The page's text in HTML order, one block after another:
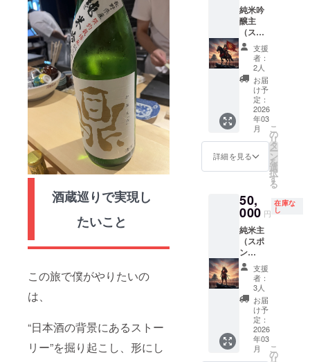
酒蔵巡りで実現し
たいこと
この旅で僕がやりたいの
は、
“日本酒の背景にあるストー
リー”を掘り起こし、形にし
意くだ
さい。
以下リ
ターン
内容を
ご確認
してい
ただ
き、お
間違い
のない
ように
お願い
いたし
・Tシャ
掲載 ・
Tシャツ
デザイ
ン決定
権 ・T
シャツ1
枚 ・酒
蔵紹介
投稿時
スポン
サー掲
載 掲載
期間：
投稿時
からこ
純米吟
醸主
（スポ
ン
サー）
※このリ
ターン
をご購
入され
る方は
既に決
定して
いるた
め、事
前のご
連絡な
援され
ないよ
うご注
意くだ
さい。
以下リ
ターン
内容を
ご確認
してい
ただ
き、お
間違い
のない
ように
支援
者：
2人
お届
け予
定：
2026
年03
月
詳細を見る
こ
の
リ
タ
ー
ン
を
選
択
す
る
50,
000 円
在庫な
し
純米主
（スポ
ン
サー）
※このリ
ターン
をご購
入され
る方は
既に決
定して
いるた
支援
者：
3人
お届
け予
定：
2026
年03
月
こ
の